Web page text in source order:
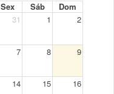
Sex Sáb
Dom
31 1 2
7 8 9
14 15 16